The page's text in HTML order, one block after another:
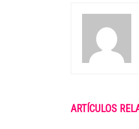
ARTÍCULOS